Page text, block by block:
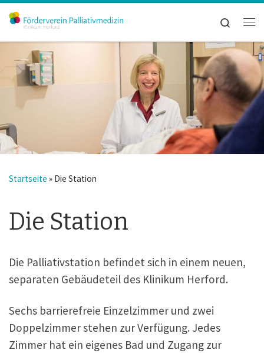
Zum Inhalt springen
Search
Startseite » Die Station
Die Station
Die Palliativstation befindet sich in einem neuen,
separaten Gebäudeteil des Klinikum Herford.
Sechs barrierefreie Einzelzimmer und zwei
Doppelzimmer stehen zur Verfügung. Jedes
Zimmer hat ein eigenes Bad und Zugang zur